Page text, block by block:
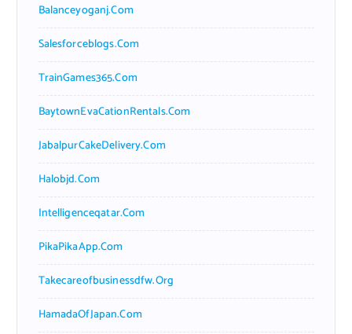
Balanceyoganj.com
Salesforceblogs.com
TrainGames365.com
BaytownEvaCationRentals.com
JabalpurCakeDelivery.com
Halobjd.com
Intelligenceqatar.com
PikaPikaApp.com
Takecareofbusinessdfw.org
HamadaOfJapan.com